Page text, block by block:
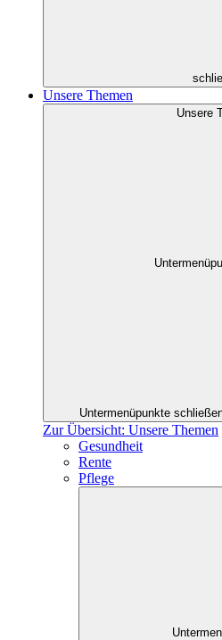
Unsere Themen
Unsere
Untermenüpunkte
Zur Übersicht: Unsere Themen
Gesundheit
Rente
Pflege